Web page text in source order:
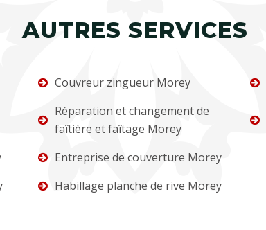
AUTRES SERVICES
Couvreur zingueur Morey
Réparation et changement de
faîtière et faîtage Morey
Entreprise de couverture Morey
Habillage planche de rive Morey